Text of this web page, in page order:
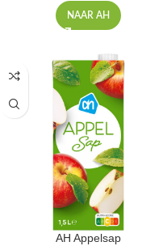
NAAR AH
AH Appelsap